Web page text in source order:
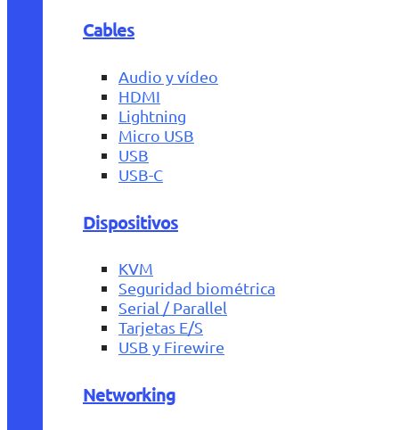
Cables
Audio y vídeo
HDMI
Lightning
Micro USB
USB
USB-C
Dispositivos
KVM
Seguridad biométrica
Serial / Parallel
Tarjetas E/S
USB y Firewire
Networking